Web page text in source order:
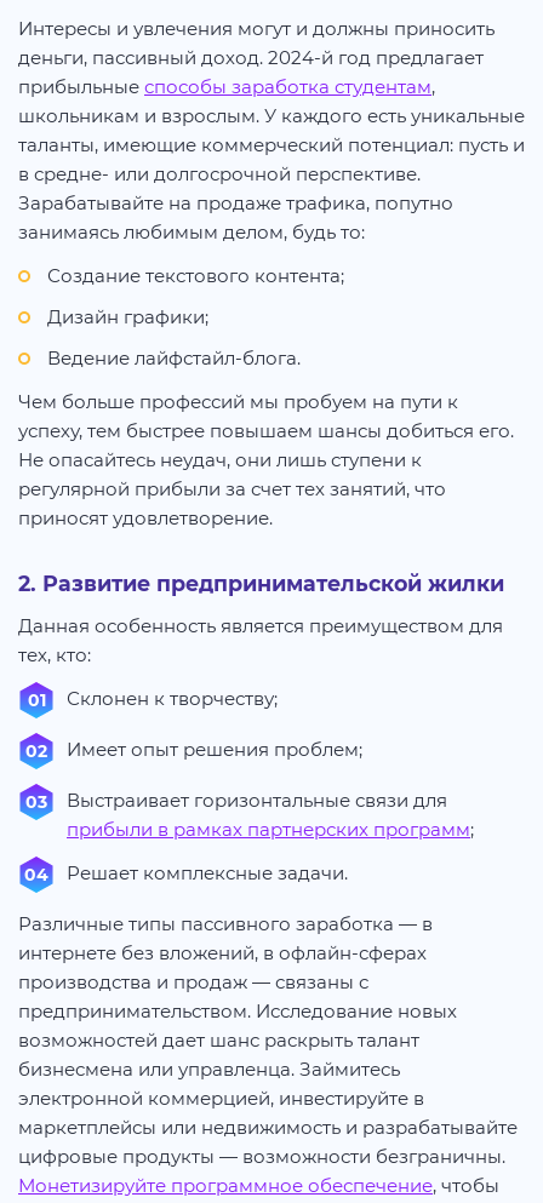
Интересы и увлечения могут и должны приносить
деньги, пассивный доход. 2024-й год предлагает
прибыльные способы заработка студентам,
школьникам и взрослым. У каждого есть уникальные
таланты, имеющие коммерческий потенциал: пусть и
в средне- или долгосрочной перспективе.
Зарабатывайте на продаже трафика, попутно
занимаясь любимым делом, будь то:
Создание текстового контента;
Дизайн графики;
Ведение лайфстайл-блога.
Чем больше профессий мы пробуем на пути к
успеху, тем быстрее повышаем шансы добиться его.
Не опасайтесь неудач, они лишь ступени к
регулярной прибыли за счет тех занятий, что
приносят удовлетворение.
2. Развитие предпринимательской жилки
Данная особенность является преимуществом для
тех, кто:
Склонен к творчеству;
Имеет опыт решения проблем;
Выстраивает горизонтальные связи для
прибыли в рамках партнерских программ;
Решает комплексные задачи.
Различные типы пассивного заработка — в
интернете без вложений, в офлайн-сферах
производства и продаж — связаны с
предпринимательством. Исследование новых
возможностей дает шанс раскрыть талант
бизнесмена или управленца. Займитесь
электронной коммерцией, инвестируйте в
маркетплейсы или недвижимость и разрабатывайте
цифровые продукты — возможности безграничны.
Монетизируйте программное обеспечение, чтобы